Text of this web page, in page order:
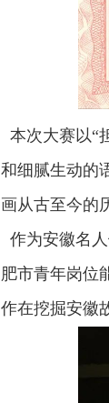
本次大赛以“
和细腻生动的
画从古至今的
作为安徽名
肥市青年岗位
作在挖掘安徽